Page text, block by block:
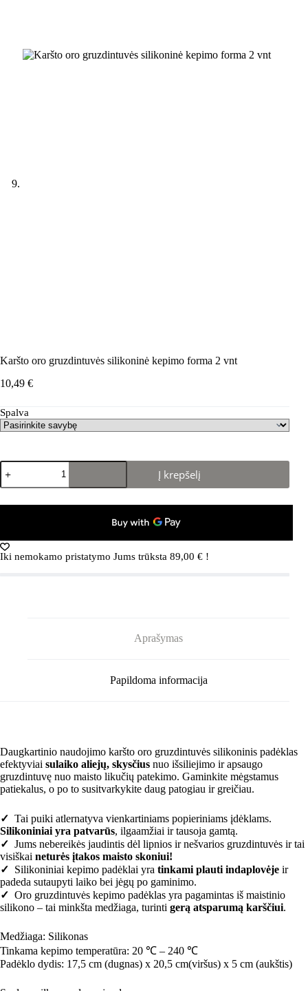
Karšto oro gruzdintuvės silikoninė kepimo forma 2 vnt
10,49 €
Spalva
produkto
kiekis:
Karšto
forma
2
Į krepšelį
Iki nemokamo pristatymo Jums trūksta 89,00 € !
Aprašymas
Papildoma informacija
Daugkartinio naudojimo karšto oro gruzdintuvės silikoninis padėklas
efektyviai sulaiko aliejų, skysčius nuo išsiliejimo ir apsaugo
gruzdintuvę nuo maisto likučių patekimo. Gaminkite mėgstamus
patiekalus, o po to susitvarkykite daug patogiau ir greičiau.
✓ Tai puiki atlernatyva vienkartiniams popieriniams įdėklams.
Silikoniniai yra patvarūs, ilgaamžiai ir tausoja gamtą.
✓ Jums nebereikės jaudintis dėl lipnios ir nešvarios gruzdintuvės ir tai
visiškai neturės įtakos maisto skoniui!
✓ Silikoniniai kepimo padėklai yra tinkami plauti indaplovėje ir
padeda sutaupyti laiko bei jėgų po gaminimo.
✓ Oro gruzdintuvės kepimo padėklas yra pagamintas iš maistinio
silikono – tai minkšta medžiaga, turinti gerą atsparumą karščiui.
Medžiaga: Silikonas
Tinkama kepimo temperatūra: 20 ℃ – 240 ℃
Padėklo dydis: 17,5 cm (dugnas) x 20,5 cm(viršus) x 5 cm (aukštis)